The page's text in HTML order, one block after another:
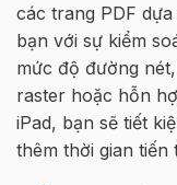
các trang PDF
bạn với sự kiểm
mức độ đường nét
raster hoặc hỗn
iPad, bạn sẽ tiết
thêm thời gian tiến